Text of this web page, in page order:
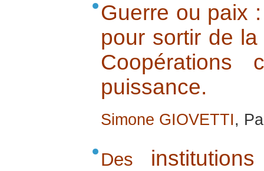
Guerre ou paix
pour sortir de
Coopérations
puissance.
Simone GIOVETTI,
Des